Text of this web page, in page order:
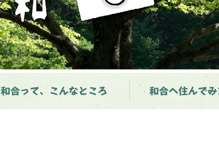
和合って、こんなところ 和合へ住んで